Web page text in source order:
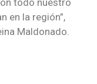
todo nuestro
en la región”,
Maldonado.